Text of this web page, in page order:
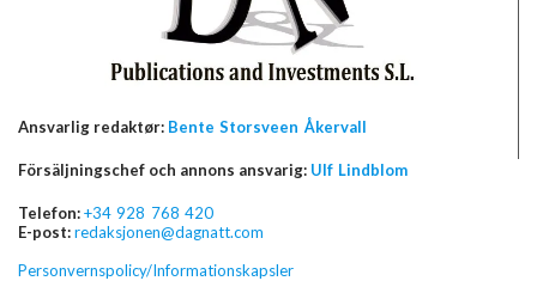
Ansvarlig redaktør: Bente Storsveen Åkervall
Försäljningschef och annons ansvarig: Ulf Lindblom
Telefon:+34 928 768 420
E-post:redaksjonen@dagnatt.com
Personvernspolicy/Informationskapsler